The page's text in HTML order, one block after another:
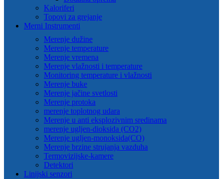
Kaloriferi
Topovi za grejanje
Merni Instrumenti
Merenje dužine
Merenje temperature
Merenje vremena
Merenje vlažnosti i temperature
Monitoring temperature i vlažnosti
Merenje buke
Merenje jačine svetlosti
Merenje protoka
merenje toplotnog udara
Merenje u anti eksplozivnim sredinama
merenje ugljen-dioksida (CO2)
Merenje ugljen-monoksida(CO)
Merenje brzine strujanja vazduha
Termovizijske-kamere
Detektori
Linijski senzori